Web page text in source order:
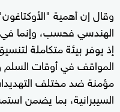
وقال إن أهمية
الهندسي فحسب، وإنما في
إذ يوفر بيئة متكاملة
المواقف في أوقات السلم
مؤمنة ضد مختلف
السيبرانية، بما يضمن